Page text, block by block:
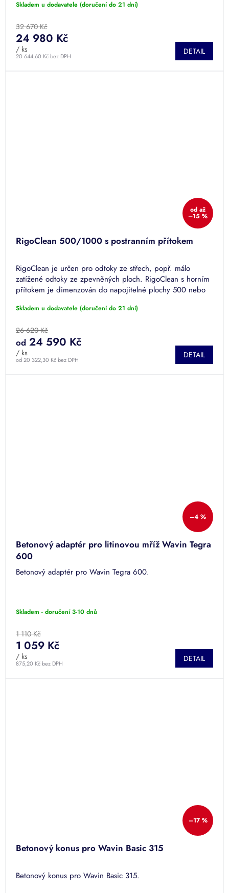
Skladem u dodavatele (doručení do 21 dní)
32 670 Kč
20 644,60 Kč bez DPH
24 980 Kč
/ ks DETAIL
od až
–15 %
RigoClean 500/1000 s postranním přítokem
RigoClean je určen pro odtoky ze střech, popř. málo
zatížené odtoky ze zpevněných ploch. RigoClean s horním
přítokem je dimenzován do napojitelné plochy 500 nebo
Skladem u dodavatele (doručení do 21 dní)
26 620 Kč
od 20 322,30 Kč bez DPH
od 24 590 Kč
/ ks DETAIL
–4 %
Betonový adaptér pro litinovou mříž Wavin Tegra
600
Betonový adaptér pro Wavin Tegra 600.
Skladem - doručení 3-10 dnů
1 110 Kč
875,20 Kč bez DPH
1 059 Kč
/ ks DETAIL
–17 %
Betonový konus pro Wavin Basic 315
Betonový konus pro Wavin Basic 315.